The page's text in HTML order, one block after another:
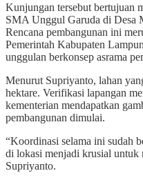
Kunjungan tersebut bertujuan
SMA Unggul Garuda di Desa
Rencana pembangunan ini
Pemerintah Kabupaten
unggulan berkonsep asrama
Menurut Supriyanto, lahan
hektare. Verifikasi lapangan
kementerian mendapatkan
pembangunan dimulai.
“Koordinasi selama ini sudah
di lokasi menjadi krusial untuk
Supriyanto.